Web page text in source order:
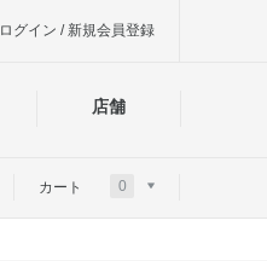
店舗
ログイン / 新規会員登録
カート 0